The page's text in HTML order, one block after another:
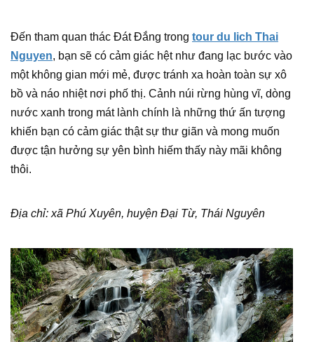
Đến tham quan thác Đát Đắng trong tour du lich Thai
Nguyen, bạn sẽ có cảm giác hệt như đang lạc bước vào
một không gian mới mẻ, được tránh xa hoàn toàn sự xô
bồ và náo nhiệt nơi phố thị. Cảnh núi rừng hùng vĩ, dòng
nước xanh trong mát lành chính là những thứ ấn tượng
khiến bạn có cảm giác thật sự thư giãn và mong muốn
được tận hưởng sự yên bình hiếm thấy này mãi không
thôi.
Địa chỉ: xã Phú Xuyên, huyện Đại Từ, Thái Nguyên